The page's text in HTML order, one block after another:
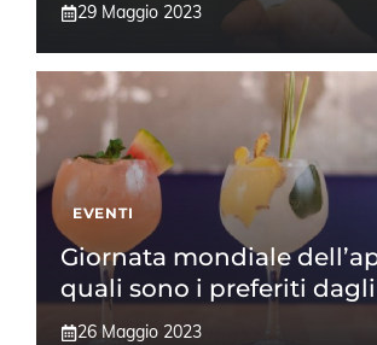
29 Maggio 2023
EVENTI
Giornata mondiale
quali sono i preferiti
26 Maggio 2023